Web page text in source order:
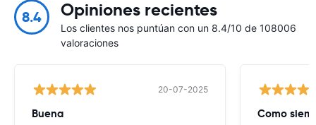
8.4 Opiniones recientes
Los clientes nos puntúan con un 8.4/10 de 108006
valoraciones
20-07-2025
Buena Como